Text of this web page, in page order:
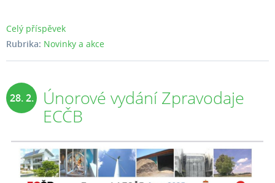
Celý příspěvek
Rubrika: Novinky a akce
28. 2.
Únorové vydání Zpravodaje
ECČB